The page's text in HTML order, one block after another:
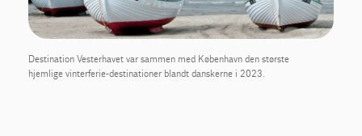
Destination Vesterhavet var sammen med København den største
hjemlige vinterferie-destinationer blandt danskerne i 2023.